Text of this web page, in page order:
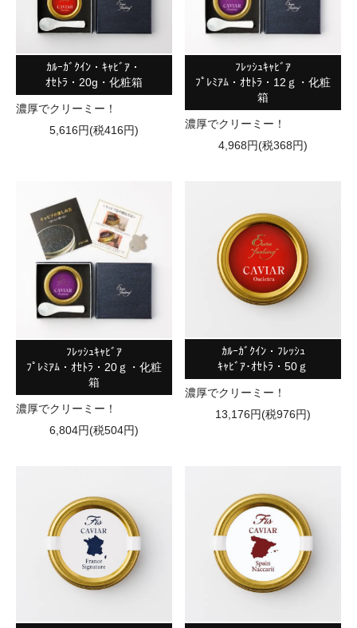
ｶﾙｰｶﾞｸｲﾝ・ｷｬﾋﾞｱ・
ｵｾﾄﾗ・20g・化粧箱
濃厚でクリーミー！
5,616円(税416円)
ﾌﾚｯｼｭｷｬﾋﾞｱ
ﾌﾟﾚﾐｱﾑ・ｵｾﾄﾗ・12ｇ・化粧
箱
濃厚でクリーミー！
4,968円(税368円)
ﾌﾚｯｼｭｷｬﾋﾞｱ
ﾌﾟﾚﾐｱﾑ・ｵｾﾄﾗ・20ｇ・化粧
箱
濃厚でクリーミー！
6,804円(税504円)
ｶﾙｰｶﾞｸｲﾝ・ﾌﾚｯｼｭ
ｷｬﾋﾞｱ･ｵｾﾄﾗ・50ｇ
濃厚でクリーミー！
13,176円(税976円)